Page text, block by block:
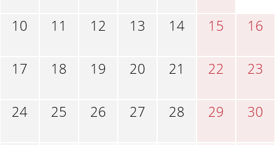
10 11 12 13 14 15 16
17 18 19 20 21 22 23
24 25 26 27 28 29 30